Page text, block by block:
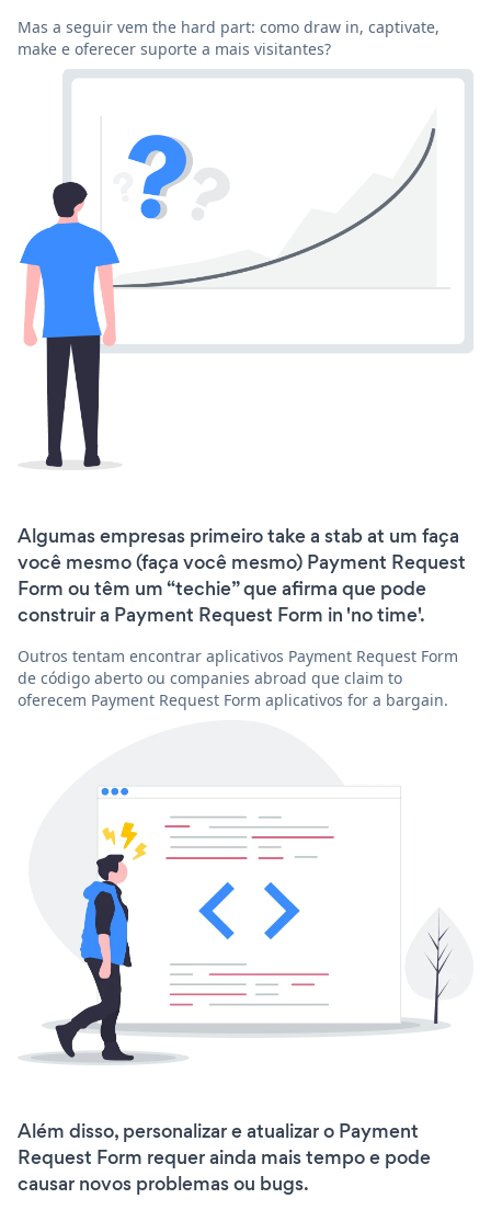
Mas a seguir vem the hard part: como draw in, captivate,
make e oferecer suporte a mais visitantes?
Algumas empresas primeiro take a stab at um faça
você mesmo (faça você mesmo) Payment Request
Form ou têm um “techie” que afirma que pode
construir a Payment Request Form in 'no time'.
Outros tentam encontrar aplicativos Payment Request Form
de código aberto ou companies abroad que claim to
oferecem Payment Request Form aplicativos for a bargain.
Além disso, personalizar e atualizar o Payment
Request Form requer ainda mais tempo e pode
causar novos problemas ou bugs.